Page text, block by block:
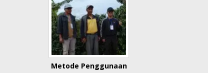
Metode Penggunaan